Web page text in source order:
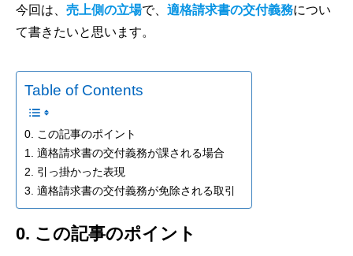
今回は、 売上側の立場で、 適格請求書の交付義務につい
て書きたいと思います。
Table of Contents
0. この記事のポイント
1. 適格請求書の交付義務が課される場合
2. 引っ掛かった表現
3. 適格請求書の交付義務が免除される取引
0. この記事のポイント